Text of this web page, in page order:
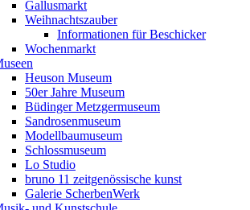
Gallusmarkt
Weihnachtszauber
Informationen für Beschicker
Wochenmarkt
Heuson Museum
50er Jahre Museum
Büdinger Metzgermuseum
Sandrosenmuseum
Modellbaumuseum
Schlossmuseum
Lo Studio
bruno 11 zeitgenössische kunst
Galerie ScherbenWerk